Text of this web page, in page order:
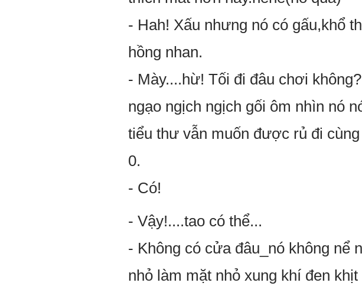
- Hah! Xấu nhưng nó có gấu,khổ
hồng nhan.
- Mày....hừ! Tối đi đâu chơi
ngạo ngịch ngịch gối ôm nhìn nó
tiểu thư vẫn muốn được rủ đi
0.
- Có!
- Vậy!....tao có thể...
- Không có cửa đâu_nó không nể
nhỏ làm mặt nhỏ xung khí đen khịt